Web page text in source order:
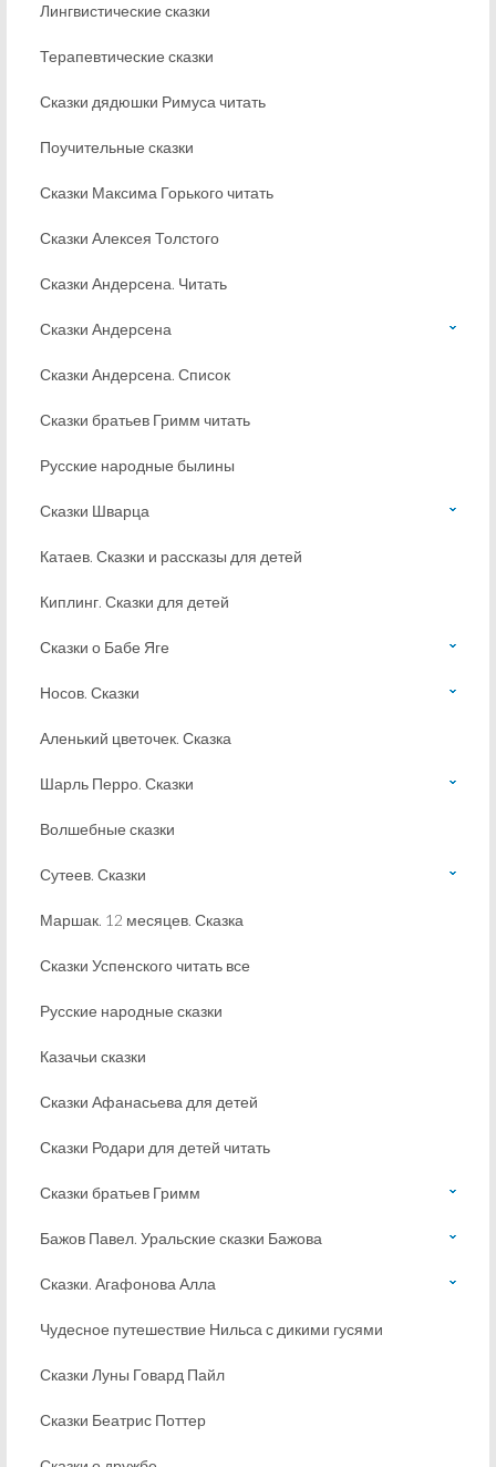
Лингвистические сказки
Терапевтические сказки
Сказки дядюшки Римуса читать
Поучительные сказки
Сказки Максима Горького читать
Сказки Алексея Толстого
Сказки Андерсена. Читать
Сказки Андерсена
Сказки Андерсена. Список
Сказки братьев Гримм читать
Русские народные былины
Сказки Шварца
Катаев. Сказки и рассказы для детей
Киплинг. Сказки для детей
Сказки о Бабе Яге
Носов. Сказки
Аленький цветочек. Сказка
Шарль Перро. Сказки
Волшебные сказки
Сутеев. Сказки
Маршак. 12 месяцев. Сказка
Сказки Успенского читать все
Русские народные сказки
Казачьи сказки
Сказки Афанасьева для детей
Сказки Родари для детей читать
Сказки братьев Гримм
Бажов Павел. Уральские сказки Бажова
Сказки. Агафонова Алла
Чудесное путешествие Нильса с дикими гусями
Сказки Луны Говард Пайл
Сказки Беатрис Поттер